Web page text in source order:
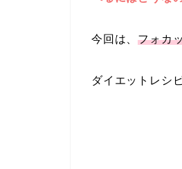
今回は、フォカ
ダイエットレシ